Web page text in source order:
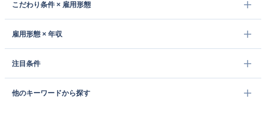
こだわり条件 × 雇用形態
雇用形態 × 年収
注目条件
他のキーワードから探す